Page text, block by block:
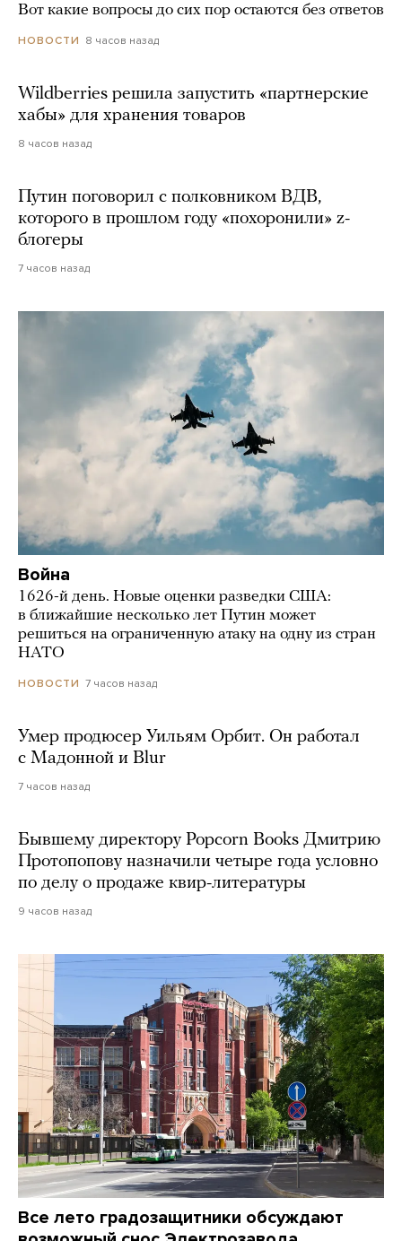
Вот какие вопросы до сих пор остаются без ответов
НОВОСТИ 8 часов назад
Wildberries решила запустить «партнерские
хабы» для хранения товаров
8 часов назад
Путин поговорил с полковником ВДВ,
которого в прошлом году «похоронили» z-
блогеры
7 часов назад
Война
1626-й день. Новые оценки разведки США:
в ближайшие несколько лет Путин может
решиться на ограниченную атаку на одну из стран
НАТО
НОВОСТИ 7 часов назад
Умер продюсер Уильям Орбит. Он работал
с Мадонной и Blur
7 часов назад
Бывшему директору Popcorn Books Дмитрию
Протопопову назначили четыре года условно
по делу о продаже квир-литературы
9 часов назад
Все лето градозащитники обсуждают